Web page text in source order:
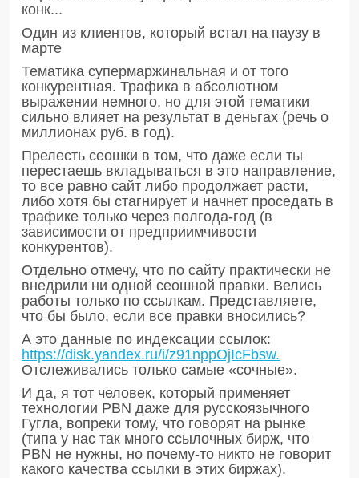
Один из клиентов, который встал на паузу в
марте
Тематика супермаржинальная и от того
конкурентная. Трафика в абсолютном
выражении немного, но для этой тематики
сильно влияет на результат в деньгах (речь о
миллионах руб. в год).
Прелесть сеошки в том, что даже если ты
перестаешь вкладываться в это направление,
то все равно сайт либо продолжает расти,
либо хотя бы стагнирует и начнет проседать в
трафике только через полгода-год (в
зависимости от предприимчивости
конкурентов).
Отдельно отмечу, что по сайту практически не
внедрили ни одной сеошной правки. Велись
работы только по ссылкам. Представляете,
что бы было, если все правки вносились?
А это данные по индексации ссылок:
https://disk.yandex.ru/i/z91nppOjIcFbsw.
Отслеживались только самые «сочные».
И да, я тот человек, который применяет
технологии PBN даже для русскоязычного
Гугла, вопреки тому, что говорят на рынке
(типа у нас так много ссылочных бирж, что
PBN не нужны, но почему-то никто не говорит
какого качества ссылки в этих биржах).